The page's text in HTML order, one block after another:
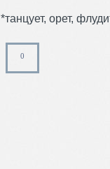
*танцует, орет,
0